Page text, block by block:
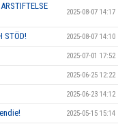
2025-08-07 14:17
STÖD! 2025-08-07 14:10
2025-07-01 17:52
2025-06-25 12:22
2025-06-23 14:12
2025-05-15 15:14